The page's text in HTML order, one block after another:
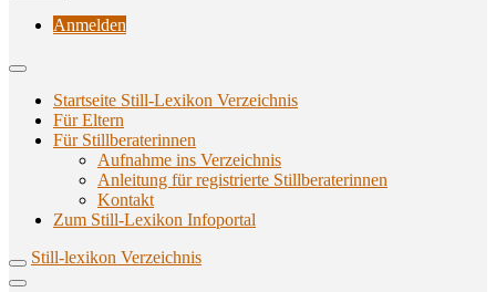
Anmelden
Startseite Still-Lexikon Verzeichnis
Für Eltern
Für Stillberaterinnen
Aufnahme ins Verzeichnis
Anlei­tung für regis­trier­te Stillberaterinnen
Kon­takt
Zum Still-Lexikon Infoportal
Still-lexikon Verzeichnis